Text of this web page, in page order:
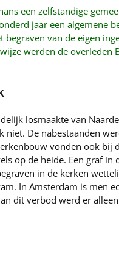
een zelfstandige
jaar een algemene
van de eigen
werden de overleden
losmaakte van
niet. De nabestaanden
vonden ook bij
op de heide. Een graf
in de kerken
In Amsterdam is men
dit verbod werd er